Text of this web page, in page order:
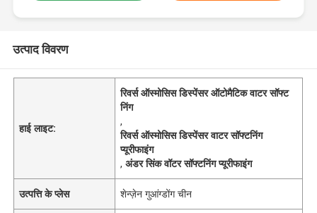
उत्पाद विवरण
हाई लाइट:
रिवर्स ऑस्मोसिस डिस्पेंसर ऑटोमैटिक वाटर सॉफ्ट
निंग
,
रिवर्स ऑस्मोसिस डिस्पेंसर वाटर सॉफ्टनिंग
प्यूरीफाइंग
,अंडर सिंक वॉटर सॉफ्टनिंग प्यूरीफाइंग
उत्पत्ति के प्लेस शेन्ज़ेन गुआंग्डोंग चीन